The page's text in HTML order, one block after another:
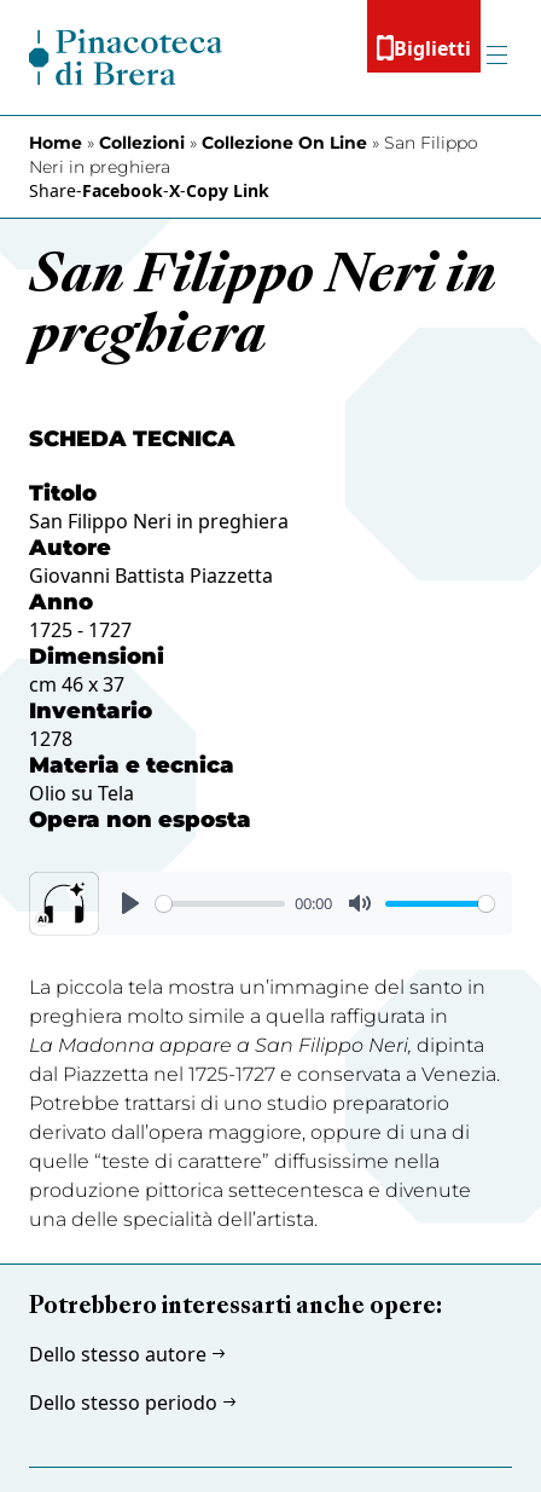
Biglietti
Menu
Home » Collezioni » Collezione On Line » San Filippo
Neri in preghiera
Share-Facebook-X-Copy Link
San Filippo Neri in
preghiera
SCHEDA TECNICA
Titolo
San Filippo Neri in preghiera
Autore
Giovanni Battista Piazzetta
Anno
1725 - 1727
Dimensioni
cm 46 x 37
Inventario
1278
Materia e tecnica
Olio su Tela
Opera non esposta
00:00
La piccola tela mostra un’immagine del santo in
preghiera molto simile a quella raffigurata in
La Madonna appare a San Filippo Neri, dipinta
dal Piazzetta nel 1725-1727 e conservata a Venezia.
Potrebbe trattarsi di uno studio preparatorio
derivato dall’opera maggiore, oppure di una di
quelle “teste di carattere” diffusissime nella
produzione pittorica settecentesca e divenute
una delle specialità dell’artista.
Potrebbero interessarti anche opere:
Dello stesso autore
Dello stesso periodo